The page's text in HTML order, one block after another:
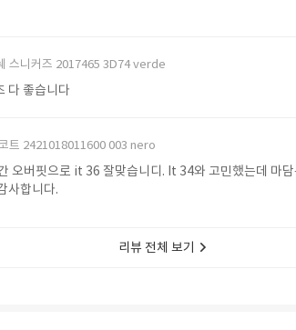
스니커즈 2017465 3D74 verde
다 좋습니다
트 2421018011600 003 nero
오버핏으로 it 36 잘맞습니디. It 34와 고민했는데 마담
요 좋은 물건 감사합니다.
리뷰 전체 보기